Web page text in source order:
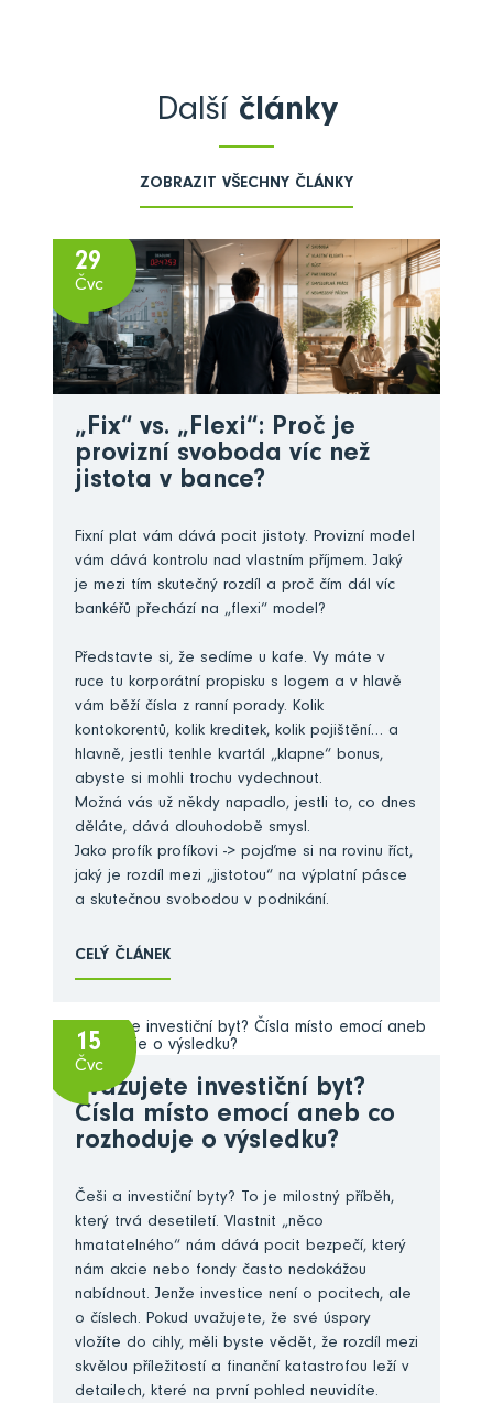
Další články
ZOBRAZIT VŠECHNY ČLÁNKY
29
Čvc
„Fix“ vs. „Flexi“: Proč je
provizní svoboda víc než
jistota v bance?
Fixní plat vám dává pocit jistoty. Provizní model
vám dává kontrolu nad vlastním příjmem. Jaký
je mezi tím skutečný rozdíl a proč čím dál víc
bankéřů přechází na „flexi“ model?
Představte si, že sedíme u kafe. Vy máte v
ruce tu korporátní propisku s logem a v hlavě
vám běží čísla z ranní porady. Kolik
kontokorentů, kolik kreditek, kolik pojištění… a
hlavně, jestli tenhle kvartál „klapne“ bonus,
abyste si mohli trochu vydechnout.
Možná vás už někdy napadlo, jestli to, co dnes
děláte, dává dlouhodobě smysl.
Jako profík profíkovi -> pojďme si na rovinu říct,
jaký je rozdíl mezi „jistotou“ na výplatní pásce
a skutečnou svobodou v podnikání.
CELÝ ČLÁNEK
15
Čvc
Zvažujete investiční byt?
Čísla místo emocí aneb co
rozhoduje o výsledku?
Češi a investiční byty? To je milostný příběh,
který trvá desetiletí. Vlastnit „něco
hmatatelného“ nám dává pocit bezpečí, který
nám akcie nebo fondy často nedokážou
nabídnout. Jenže investice není o pocitech, ale
o číslech. Pokud uvažujete, že své úspory
vložíte do cihly, měli byste vědět, že rozdíl mezi
skvělou příležitostí a finanční katastrofou leží v
detailech, které na první pohled neuvidíte.